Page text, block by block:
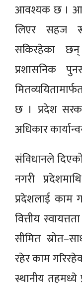
आवश्यक छ ।
लिएर सहज
सकिरहेका
प्रशासनिक
छ । प्रदेश
अधिकार
संविधानले
नगरी
प्रदेशलाई काम
वित्तीय
सीमित
रहेर काम
स्थानीय तहमध्ये